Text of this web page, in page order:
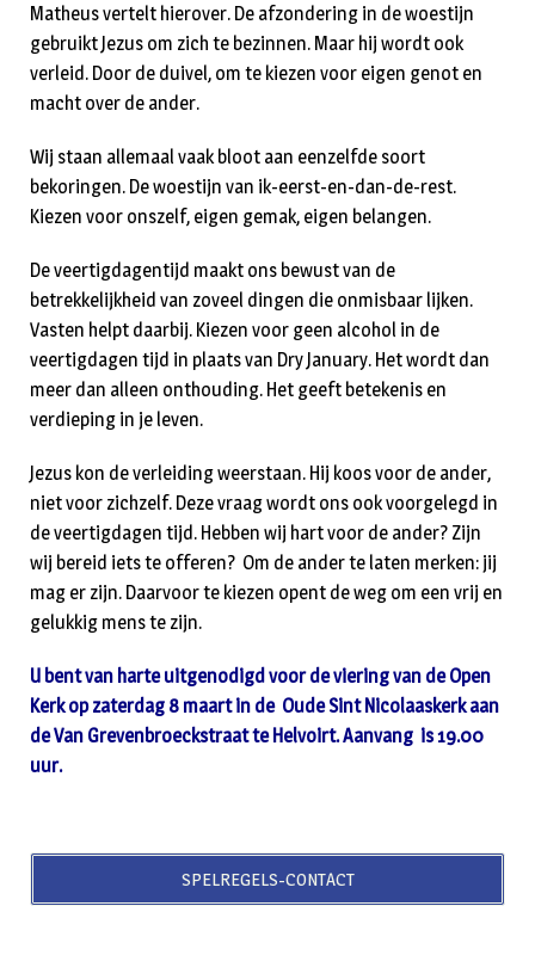
Matheus vertelt hierover. De afzondering in de woestijn
gebruikt Jezus om zich te bezinnen. Maar hij wordt ook
verleid. Door de duivel, om te kiezen voor eigen genot en
macht over de ander.
Wij staan allemaal vaak bloot aan eenzelfde soort
bekoringen. De woestijn van ik-eerst-en-dan-de-rest.
Kiezen voor onszelf, eigen gemak, eigen belangen.
De veertigdagentijd maakt ons bewust van de
betrekkelijkheid van zoveel dingen die onmisbaar lijken.
Vasten helpt daarbij. Kiezen voor geen alcohol in de
veertigdagen tijd in plaats van Dry January. Het wordt dan
meer dan alleen onthouding. Het geeft betekenis en
verdieping in je leven.
Jezus kon de verleiding weerstaan. Hij koos voor de ander,
niet voor zichzelf. Deze vraag wordt ons ook voorgelegd in
de veertigdagen tijd. Hebben wij hart voor de ander? Zijn
wij bereid iets te offeren? Om de ander te laten merken: jij
mag er zijn. Daarvoor te kiezen opent de weg om een vrij en
gelukkig mens te zijn.
U bent van harte uitgenodigd voor de viering van de Open
Kerk op zaterdag 8 maart in de Oude Sint Nicolaaskerk aan
de Van Grevenbroeckstraat te Helvoirt. Aanvang is 19.00
uur.
SPELREGELS-CONTACT